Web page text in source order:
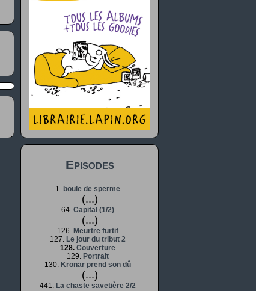
Episodes
1. boule de sperme
(...)
64. Capital (1/2)
(...)
126. Meurtre furtif
127. Le jour du tribut 2
128. Couverture
129. Portrait
130. Kronar prend son dû
(...)
441. La chaste savetière 2/2